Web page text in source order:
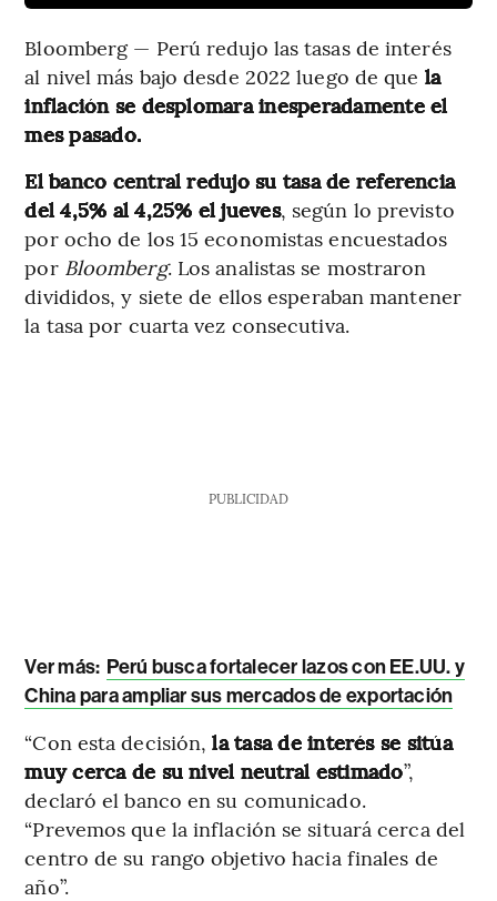
Bloomberg — Perú redujo las tasas de interés
al nivel más bajo desde 2022 luego de que la
inflación se desplomara inesperadamente el
mes pasado.
El banco central redujo su tasa de referencia
del 4,5% al ​​4,25% el jueves, según lo previsto
por ocho de los 15 economistas encuestados
por Bloomberg. Los analistas se mostraron
divididos, y siete de ellos esperaban mantener
la tasa por cuarta vez consecutiva.
PUBLICIDAD
Ver más: Perú busca fortalecer lazos con EE.UU. y
China para ampliar sus mercados de exportación
“Con esta decisión,la tasa de interés se sitúa
muy cerca de su nivel neutral estimado”,
declaró el banco en su comunicado.
“Prevemos que la inflación se situará cerca del
centro de su rango objetivo hacia finales de
año”.